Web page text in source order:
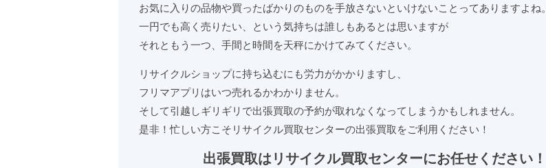
お気に入りの品物や買ったばかりのものを手放さないといけないことってありますよね。
一円でも高く売りたい、という気持ちは誰しもあるとは思いますが
それともう一つ、手間と時間を天秤にかけてみてください。
リサイクルショップに持ち込むにも労力がかかりますし、
フリマアプリはいつ売れるかわかりません。
そして引越しギリギリで出張買取の予約が取れなくなってしまうかもしれません。
是非！忙しい方こそリサイクル買取センターの出張買取をご利用ください！
出張買取はリサイクル買取センターにお任せください！